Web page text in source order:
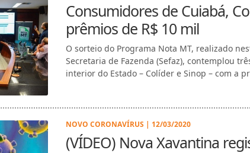
Consumidores de Cuiabá,
prêmios de R$ 10 mil
O sorteio do Programa Nota MT, realizado
Secretaria de Fazenda (Sefaz), contemplou
interior do Estado – Colíder e Sinop – com a
NOVO CORONAVÍRUS | 12/03/2020
(VÍDEO) Nova Xavantina